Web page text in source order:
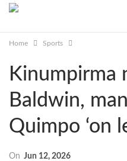
Home Sports
Kinumpirma
Baldwin,
Quimpo ‘on
On Jun 12, 2026